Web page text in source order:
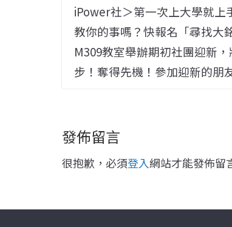
iPower社＞第一次上大學就上
教你的事嗎？快報名「尋找大
M309教室舉辦期初社團迎新
步！奪得先機！參加迎新的朋
發佈留言
很抱歉，必須登入網站才能發佈留